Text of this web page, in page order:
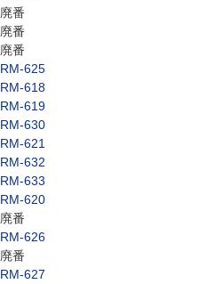
廃番
廃番
廃番
RM-625
RM-618
RM-619
RM-630
RM-621
RM-632
RM-633
RM-620
廃番
RM-626
廃番
RM-627